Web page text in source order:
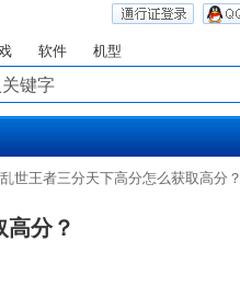
软件 机型
乱世王者三分天下高分怎么获取高分？
分？